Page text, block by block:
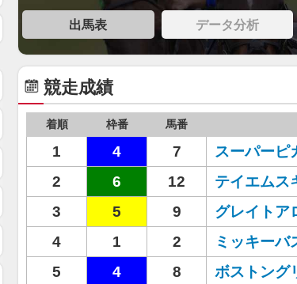
出馬表 データ分析
競走成績
着順 枠番 馬番
1 4 7 スーパーピ
2
6 12 テイエムス
3
5 9 グレイトア
4
1 2 ミッキーバ
5
4 8 ボストング